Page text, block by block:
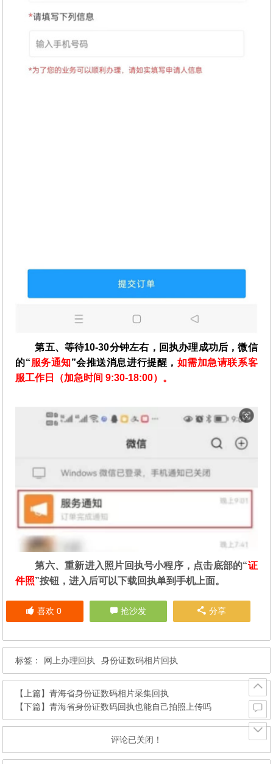
第五、等待10-30分钟左右，回执办理成功后，微信
的“服务通知”会推送消息进行提醒， 如需加急请联系客
服工作日（加急时间 9:30-18:00）。
第六、重新进入照片回执号小程序，点击底部的“证
件照”按钮，进入后可以下载回执单到手机上面。
喜欢 0 抢沙发 分享
标签： 网上办理回执 身份证数码相片回执
【上篇】青海省身份证数码相片采集回执
【下篇】青海省身份证数码回执也能自己拍照上传吗
评论已关闭！